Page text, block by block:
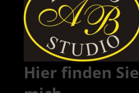
Hier finden Sie